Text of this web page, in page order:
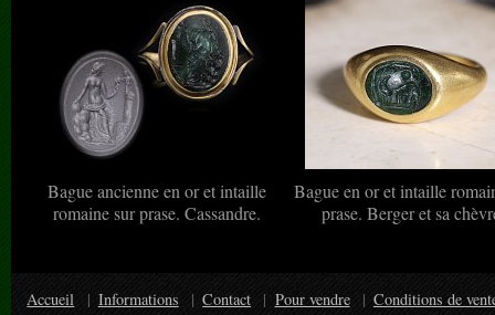
Bague ancienne en or et intaille
romaine sur prase. Cassandre.
Bague en or et intaille
prase. Berger et sa
Accueil Informations Contact Pour vendre
Conditions de